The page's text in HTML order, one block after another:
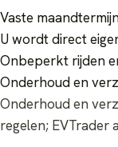
Vaste
U wordt direct
Onbeperkt rijden
Onderhoud en
Onderhoud en
regelen; EVTrader